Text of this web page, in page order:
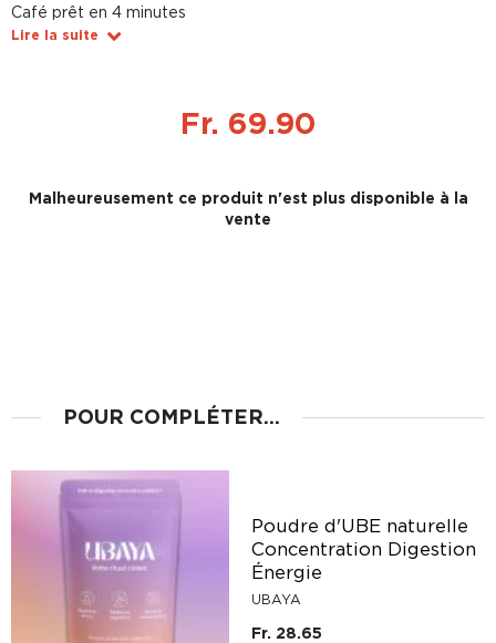
Café prêt en 4 minutes
Lire la suite
Fr. 69.90
Malheureusement ce produit n'est plus disponible à la
vente
POUR COMPLÉTER...
Poudre d'UBE naturelle
Concentration Digestion
Énergie
UBAYA
Fr. 28.65